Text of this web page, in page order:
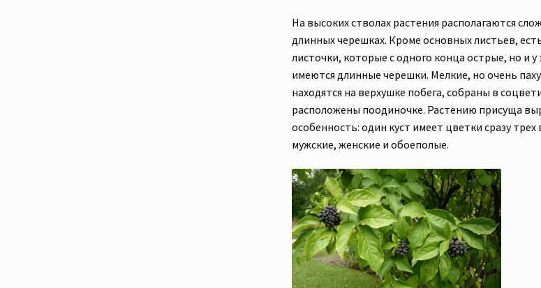
На высоких стволах растения располагаются
длинных черешках. Кроме основных листьев,
листочки, которые с одного конца острые, но и
имеются длинные черешки. Мелкие, но очень
находятся на верхушке побега, собраны в
расположены поодиночке. Растению присуща
особенность: один куст имеет цветки сразу
мужские, женские и обоеполые.